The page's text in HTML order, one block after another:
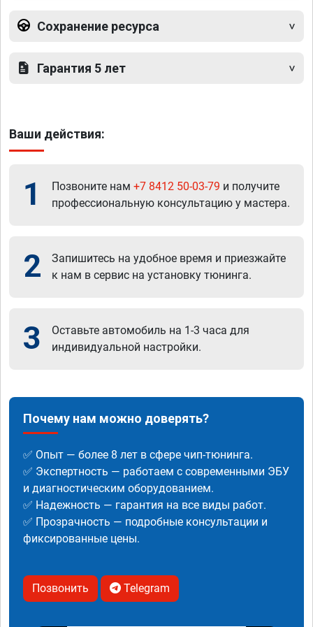
Сохранение ресурса
Гарантия 5 лет
Ваши действия:
1 Позвоните нам +7 8412 50-03-79 и получите
профессиональную консультацию у мастера.
2
Запишитесь на удобное время и приезжайте
к нам в сервис на установку тюнинга.
3
Оставьте автомобиль на 1-3 часа для
индивидуальной настройки.
Почему нам можно доверять?
✅ Опыт — более 8 лет в сфере чип-тюнинга.
✅ Экспертность — работаем с современными ЭБУ
и диагностическим оборудованием.
✅ Надежность — гарантия на все виды работ.
✅ Прозрачность — подробные консультации и
фиксированные цены.
Позвонить Telegram